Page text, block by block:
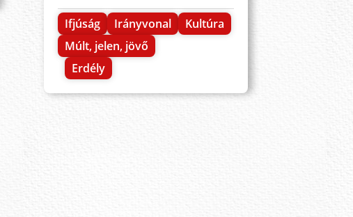
Ifjúság Irányvonal
Kultúra
Múlt, jelen, jövő
Erdély